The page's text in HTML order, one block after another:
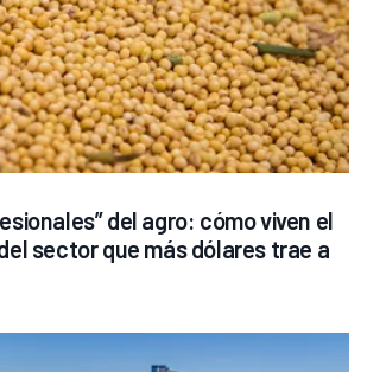
del agro: cómo viven el
sector que más dólares trae a